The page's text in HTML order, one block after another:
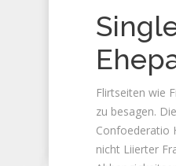
Flirtseiten wie
zu besagen.
Confoederatio
nicht Liierter